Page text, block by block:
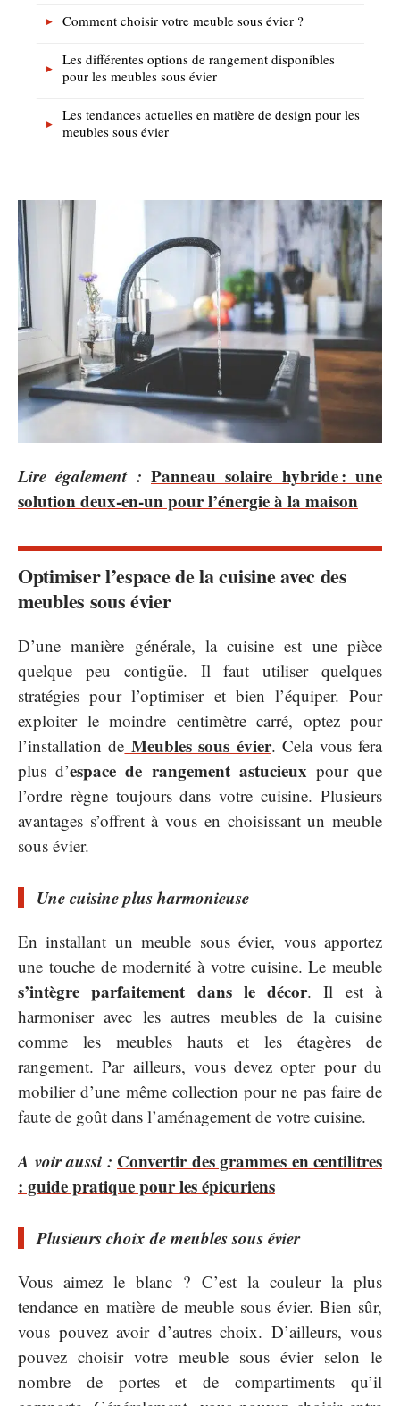
Comment choisir votre meuble sous évier ?
Les différentes options de rangement disponibles
pour les meubles sous évier
Les tendances actuelles en matière de design pour les
meubles sous évier
Lire également : Panneau solaire hybride : une
solution deux-en-un pour l’énergie à la maison
Optimiser l’espace de la cuisine avec des
meubles sous évier
D’une manière générale, la cuisine est une pièce
quelque peu contigüe. Il faut utiliser quelques
stratégies pour l’optimiser et bien l’équiper. Pour
exploiter le moindre centimètre carré, optez pour
l’installation de Meubles sous évier. Cela vous fera
plus d’espace de rangement astucieux pour que
l’ordre règne toujours dans votre cuisine. Plusieurs
avantages s’offrent à vous en choisissant un meuble
sous évier.
Une cuisine plus harmonieuse
En installant un meuble sous évier, vous apportez
une touche de modernité à votre cuisine. Le meuble
s’intègre parfaitement dans le décor. Il est à
harmoniser avec les autres meubles de la cuisine
comme les meubles hauts et les étagères de
rangement. Par ailleurs, vous devez opter pour du
mobilier d’une même collection pour ne pas faire de
faute de goût dans l’aménagement de votre cuisine.
A voir aussi : Convertir des grammes en centilitres
: guide pratique pour les épicuriens
Plusieurs choix de meubles sous évier
Vous aimez le blanc ? C’est la couleur la plus
tendance en matière de meuble sous évier. Bien sûr,
vous pouvez avoir d’autres choix. D’ailleurs, vous
pouvez choisir votre meuble sous évier selon le
nombre de portes et de compartiments qu’il